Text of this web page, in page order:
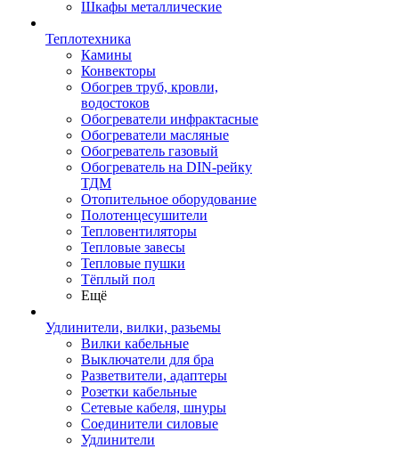
Шкафы металлические
Теплотехника
Камины
Конвекторы
Обогрев труб, кровли,
водостоков
Обогреватели инфрактасные
Обогреватели масляные
Обогреватель газовый
Обогреватель на DIN-рейку
ТДМ
Отопительное оборудование
Полотенцесушители
Тепловентиляторы
Тепловые завесы
Тепловые пушки
Тёплый пол
Ещё
Удлинители, вилки, разьемы
Вилки кабельные
Выключатели для бра
Разветвители, адаптеры
Розетки кабельные
Сетевые кабеля, шнуры
Соединители силовые
Удлинители